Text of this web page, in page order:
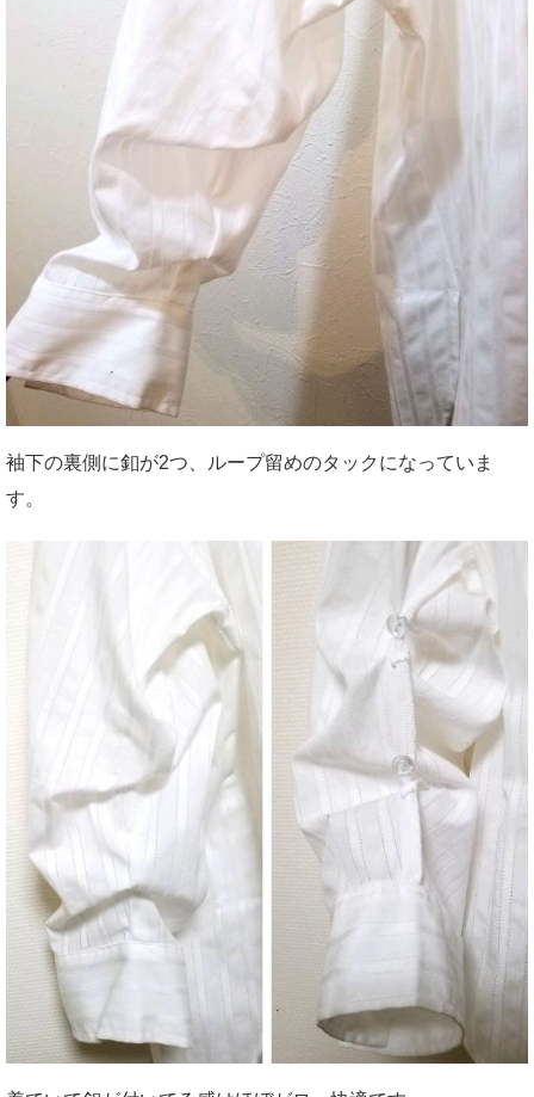
袖下の裏側に釦が2つ、ループ留めのタックになっていま
す。